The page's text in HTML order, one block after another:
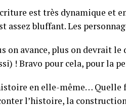
est très dynamique et
assez bluffant. Les
on avance, plus on devrait
! Bravo pour cela, pour la
en elle-même… Quelle
l’histoire, la